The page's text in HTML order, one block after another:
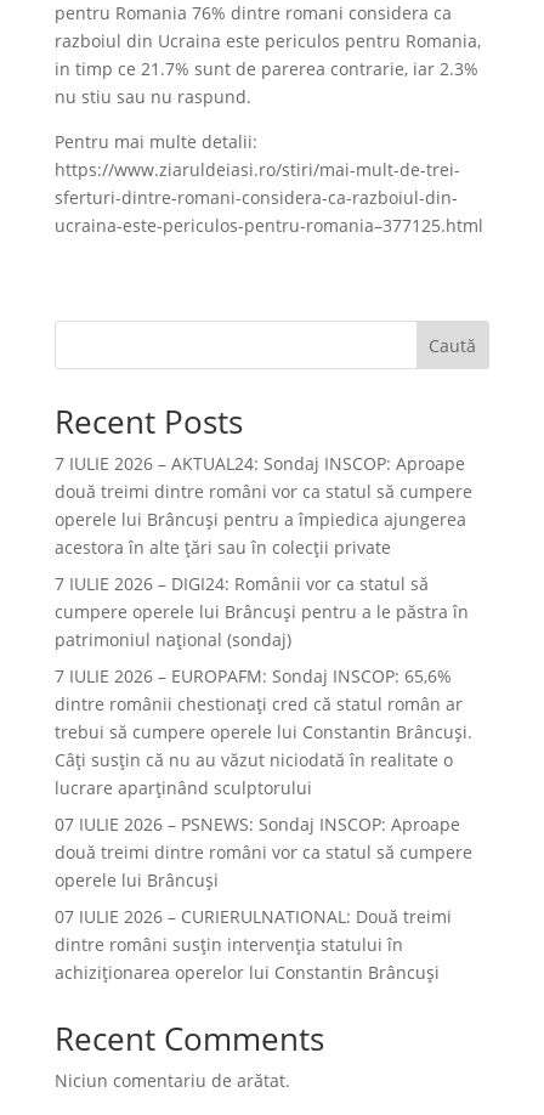
pentru Romania 76% dintre romani considera ca
razboiul din Ucraina este periculos pentru Romania,
in timp ce 21.7% sunt de parerea contrarie, iar 2.3%
nu stiu sau nu raspund.
Pentru mai multe detalii:
https://www.ziaruldeiasi.ro/stiri/mai-mult-de-trei-
sferturi-dintre-romani-considera-ca-razboiul-din-
ucraina-este-periculos-pentru-romania–377125.html
Caută
Recent Posts
7 IULIE 2026 – AKTUAL24: Sondaj INSCOP: Aproape
două treimi dintre români vor ca statul să cumpere
operele lui Brâncuşi pentru a împiedica ajungerea
acestora în alte ţări sau în colecţii private
7 IULIE 2026 – DIGI24: Românii vor ca statul să
cumpere operele lui Brâncuși pentru a le păstra în
patrimoniul național (sondaj)
7 IULIE 2026 – EUROPAFM: Sondaj INSCOP: 65,6%
dintre românii chestionați cred că statul român ar
trebui să cumpere operele lui Constantin Brâncuși.
Câți susțin că nu au văzut niciodată în realitate o
lucrare aparținând sculptorului
07 IULIE 2026 – PSNEWS: Sondaj INSCOP: Aproape
două treimi dintre români vor ca statul să cumpere
operele lui Brâncuși
07 IULIE 2026 – CURIERULNATIONAL: Două treimi
dintre români susțin intervenția statului în
achiziționarea operelor lui Constantin Brâncuși
Recent Comments
Niciun comentariu de arătat.